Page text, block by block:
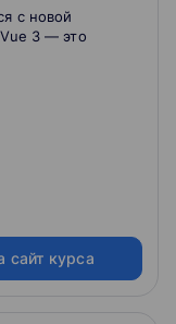
с новой
3 — это
сайт курса